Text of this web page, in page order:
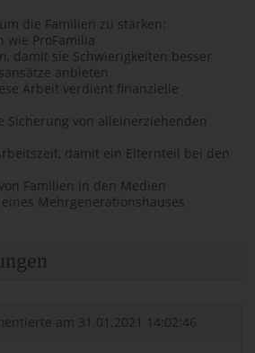
die Familien zu stärken:
wie ProFamilia
damit sie Schwierigkeiten besser
anbieten
Arbeit verdient finanzielle
Sicherung von alleinerziehenden
damit ein Elternteil bei den
Familien in den Medien
Mehrgenerationshauses
am 31.01.2021 14:02:46